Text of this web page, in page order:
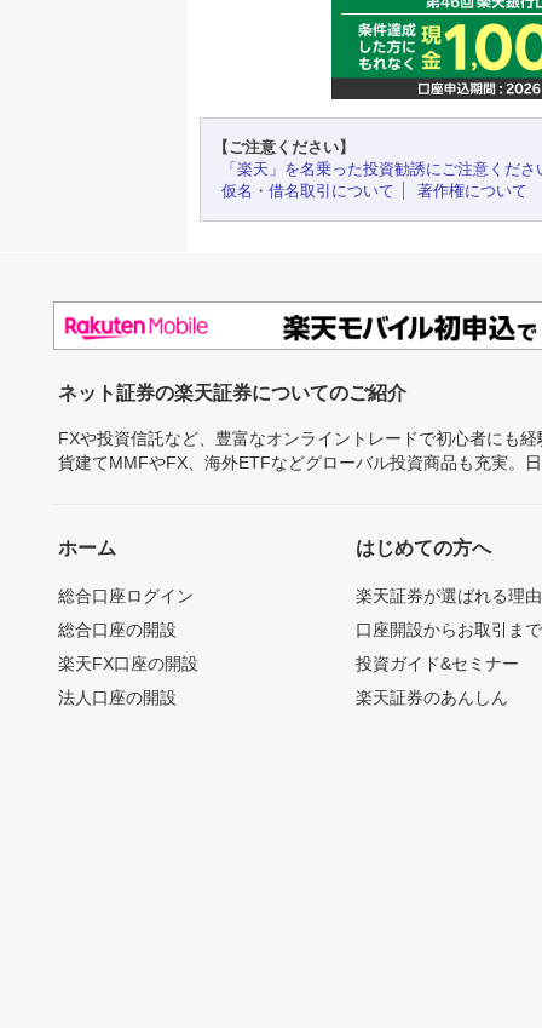
【ご注意ください】
「楽天」を名乗った投資勧誘にご注意くださ
仮名・借名取引について
著作権について
ネット証券の楽天証券についてのご紹介
FXや投資信託など、豊富なオンライントレードで初心者にも
貨建てMMFやFX、海外ETFなどグローバル投資商品も充実。
ホーム
総合口座ログイン
総合口座の開設
楽天FX口座の開設
法人口座の開設
はじめての方へ
楽天証券が選ばれる理由
口座開設からお取引ま
投資ガイド&セミナー
楽天証券のあんしん